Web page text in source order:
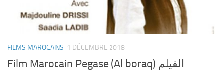
FILMS MAROCAINS 1 DÉCEMBRE 2018
Film Marocain Pegase (Al boraq) الفيلم